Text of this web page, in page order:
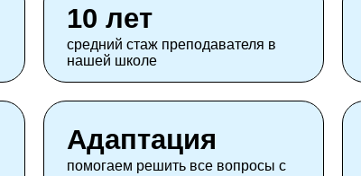
10 лет
средний стаж преподавателя в
нашей школе
Адаптация
помогаем решить все вопросы с